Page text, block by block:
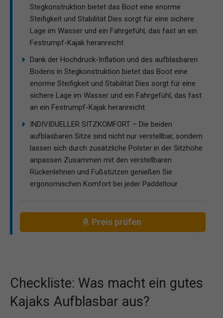
Stegkonstruktion bietet das Boot eine enorme
Steifigkeit und Stabilität Dies sorgt für eine sichere
Lage im Wasser und ein Fahrgefühl, das fast an ein
Festrumpf-Kajak heranreicht
Dank der Hochdruck-Inflation und des aufblasbaren
Bodens in Stegkonstruktion bietet das Boot eine
enorme Steifigkeit und Stabilität Dies sorgt für eine
sichere Lage im Wasser und ein Fahrgefühl, das fast
an ein Festrumpf-Kajak heranreicht
INDIVIDUELLER SITZKOMFORT – Die beiden
aufblasbaren Sitze sind nicht nur verstellbar, sondern
lassen sich durch zusätzliche Polster in der Sitzhöhe
anpassen Zusammen mit den verstellbaren
Rückenlehnen und Fußstützen genießen Sie
ergonomischen Komfort bei jeder Paddeltour
Preis prüfen
Checkliste: Was macht ein gutes
Kajaks Aufblasbar aus?